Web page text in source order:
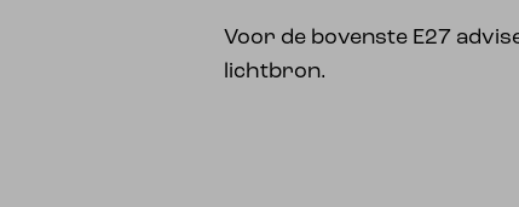
Voor de bovenste E27
lichtbron.